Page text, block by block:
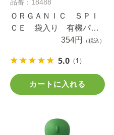
品番：18488
ＯＲＧＡＮＩＣ ＳＰＩ
ＣＥ 袋入り 有機パセ
354円 （税込）
5.0 （1）
カートに入れる